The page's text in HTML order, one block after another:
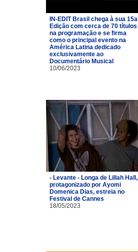
IN-EDIT Brasil chega à sua 15a
Edição com cerca de 70 títulos
na programação e se firma
como o principal evento na
América Latina dedicado
exclusivamente ao
Documentário Musical
10/06/2023
- Levante - Longa de Lillah Hall,
protagonizado por Ayomi
Domenica Dias, estreia no
Festival de Cannes
18/05/2023